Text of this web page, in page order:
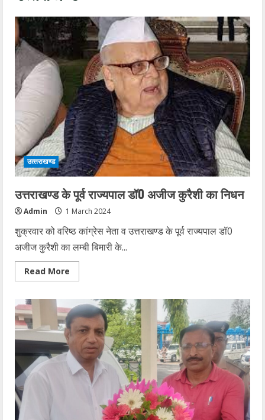
उत्‍तराखण्‍ड
उत्तराखण्ड के पूर्व राज्यपाल डॉ0 अजीज कुरैशी का निधन
Admin 1 March 2024
शुक्रवार को वरिष्ठ कांग्रेस नेता व उत्तराखण्ड के पूर्व राज्यपाल डॉ0
अजीज कुरैशी का लम्बी बिमारी के...
Read More
more
पूर्व
राज्यपाल
डॉ0
अजीज
कुरैशी
का
निधन